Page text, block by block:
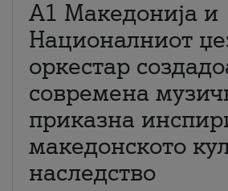
А1 Македонија и
Националниот
оркестар
современа
приказна
македонското
наследство